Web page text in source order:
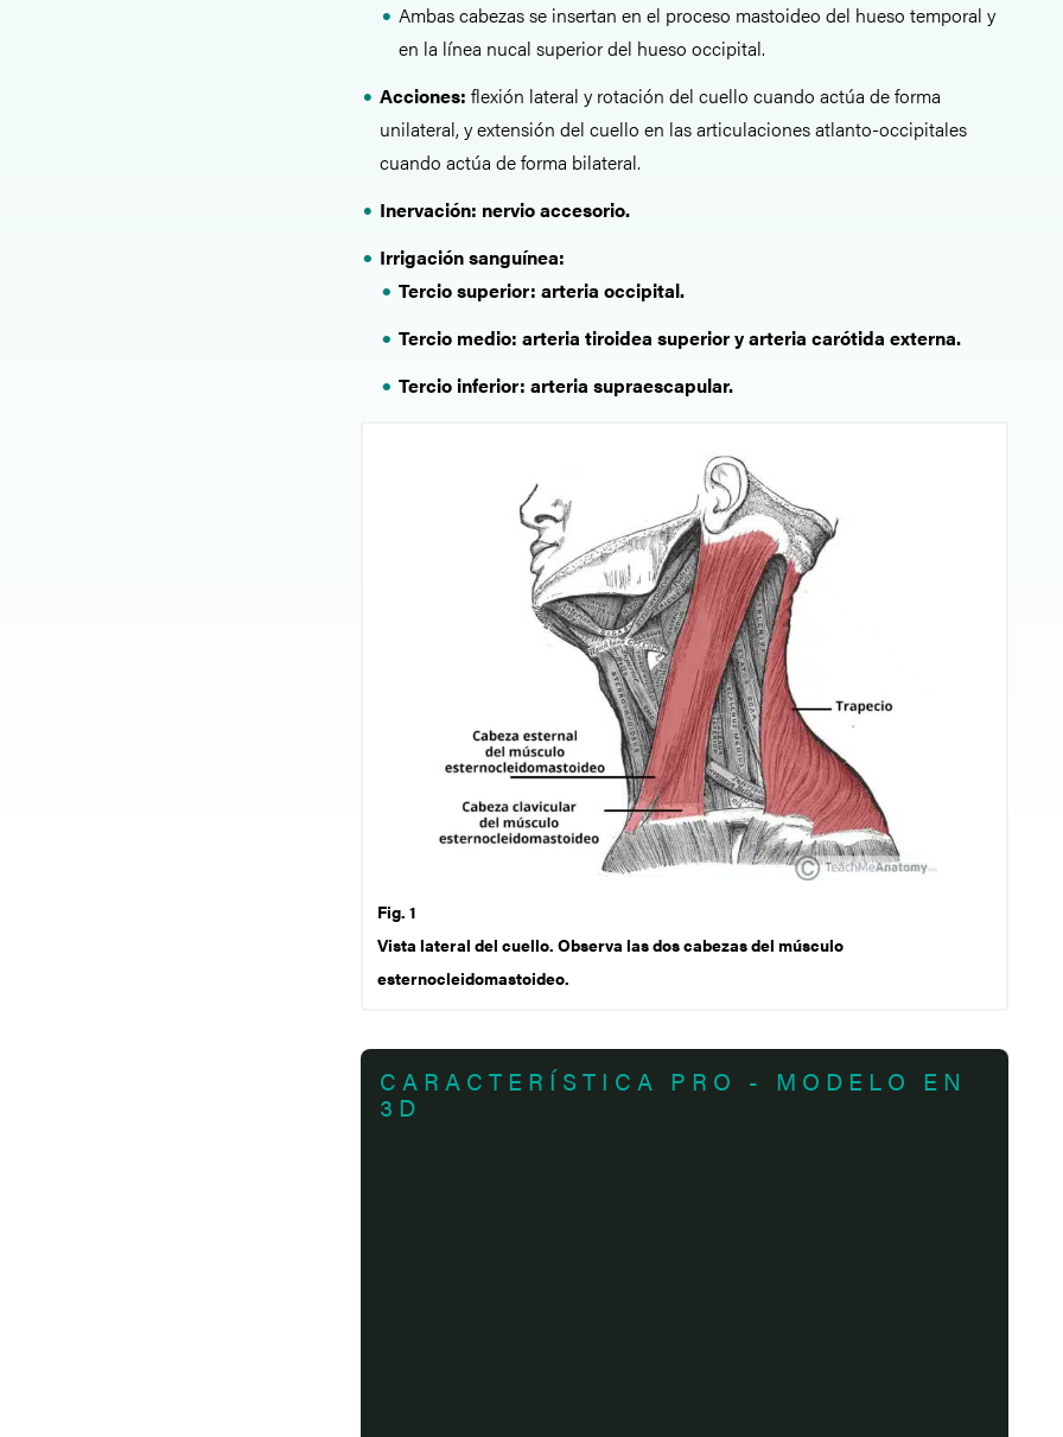
Ambas cabezas se insertan en el proceso mastoideo del hueso temporal y
en la línea nucal superior del hueso occipital.
Acciones: flexión lateral y rotación del cuello cuando actúa de forma
unilateral, y extensión del cuello en las articulaciones atlanto-occipitales
cuando actúa de forma bilateral.
Inervación: nervio accesorio.
Irrigación sanguínea:
Tercio superior: arteria occipital.
Tercio medio: arteria tiroidea superior y arteria carótida externa.
Tercio inferior: arteria supraescapular.
Fig. 1
Vista lateral del cuello. Observa las dos cabezas del músculo
esternocleidomastoideo.
CARACTERÍSTICA PRO - MODELO EN
3D